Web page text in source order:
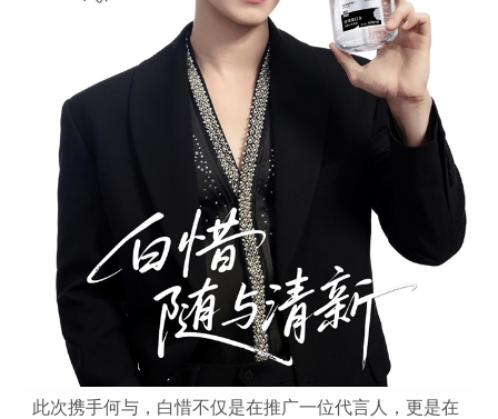
此次携手何与，白惜不仅是在推广一位代言人，更是在